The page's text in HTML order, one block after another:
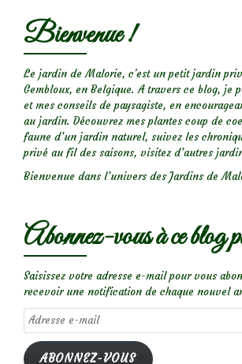
Bienvenue !
Le jardin de Malorie, c'est un petit jardin
Gembloux, en Belgique. A travers ce blog, je
et mes conseils de paysagiste, en
au jardin. Découvrez mes plantes coup de
faune d’un jardin naturel, suivez les
privé au fil des saisons, visitez d’autres
Bienvenue dans l’univers des Jardins de
Abonnez-vous à ce blog
Saisissez votre adresse e-mail pour vous
recevoir une notification de chaque nouvel
Adresse
e-
mail
ABONNEZ-VOUS